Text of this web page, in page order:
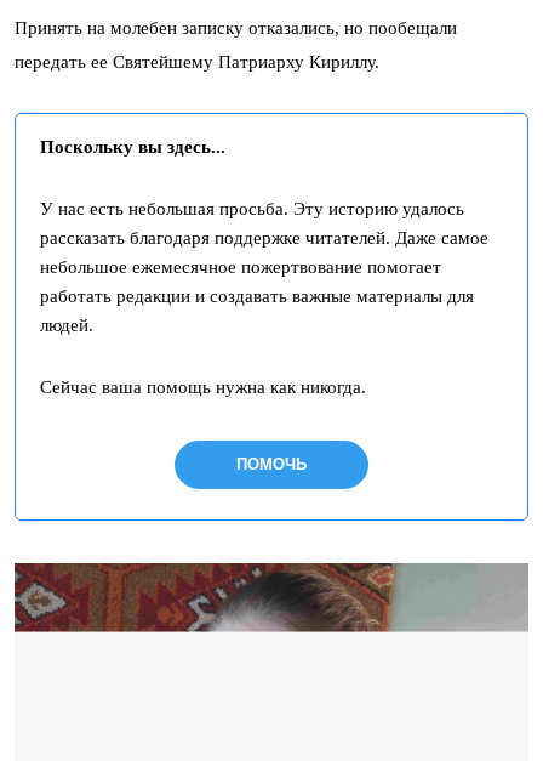
Принять на молебен записку отказались, но пообещали
передать ее Святейшему Патриарху Кириллу.
Поскольку вы здесь...
У нас есть небольшая просьба. Эту историю удалось
рассказать благодаря поддержке читателей. Даже самое
небольшое ежемесячное пожертвование помогает
работать редакции и создавать важные материалы для
людей.
Сейчас ваша помощь нужна как никогда.
ПОМОЧЬ